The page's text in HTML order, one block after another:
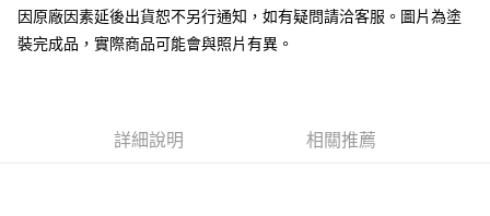
大哥付你分期
相關說明
流程，驗證手機門號後，選擇欲分期的期數、繳款截止日，確認付款後即完
因原廠因素延後出貨恕不另行通知，如有疑問請洽客服。圖片為塗
裝完成品，實際商品可能會與照片有異。
詳細說明 相關推薦